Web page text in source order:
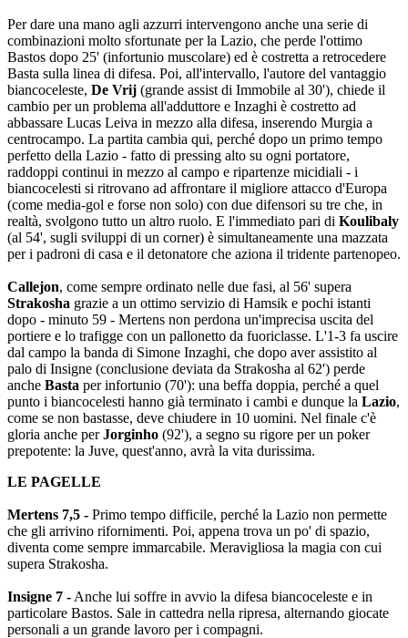
Per dare una mano agli azzurri intervengono anche una serie di
combinazioni molto sfortunate per la Lazio, che perde l'ottimo
Bastos dopo 25' (infortunio muscolare) ed è costretta a retrocedere
Basta sulla linea di difesa. Poi, all'intervallo, l'autore del vantaggio
biancoceleste, De Vrij (grande assist di Immobile al 30'), chiede il
cambio per un problema all'adduttore e Inzaghi è costretto ad
abbassare Lucas Leiva in mezzo alla difesa, inserendo Murgia a
centrocampo. La partita cambia qui, perché dopo un primo tempo
perfetto della Lazio - fatto di pressing alto su ogni portatore,
raddoppi continui in mezzo al campo e ripartenze micidiali - i
biancocelesti si ritrovano ad affrontare il migliore attacco d'Europa
(come media-gol e forse non solo) con due difensori su tre che, in
realtà, svolgono tutto un altro ruolo. E l'immediato pari di Koulibaly
(al 54', sugli sviluppi di un corner) è simultaneamente una mazzata
per i padroni di casa e il detonatore che aziona il tridente partenopeo.
Callejon, come sempre ordinato nelle due fasi, al 56' supera
Strakosha grazie a un ottimo servizio di Hamsik e pochi istanti
dopo - minuto 59 - Mertens non perdona un'imprecisa uscita del
portiere e lo trafigge con un pallonetto da fuoriclasse. L'1-3 fa uscire
dal campo la banda di Simone Inzaghi, che dopo aver assistito al
palo di Insigne (conclusione deviata da Strakosha al 62') perde
anche Basta per infortunio (70'): una beffa doppia, perché a quel
punto i biancocelesti hanno già terminato i cambi e dunque la Lazio,
come se non bastasse, deve chiudere in 10 uomini. Nel finale c'è
gloria anche perJorginho (92'), a segno su rigore per un poker
prepotente: la Juve, quest'anno, avrà la vita durissima.
LE PAGELLE
Mertens 7,5 - Primo tempo difficile, perché la Lazio non permette
che gli arrivino rifornimenti. Poi, appena trova un po' di spazio,
diventa come sempre immarcabile. Meravigliosa la magia con cui
supera Strakosha.
Insigne 7 - Anche lui soffre in avvio la difesa biancoceleste e in
particolare Bastos. Sale in cattedra nella ripresa, alternando giocate
personali a un grande lavoro per i compagni.